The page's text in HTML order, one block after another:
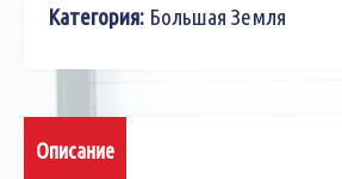
Категория: Большая Земля
Описание